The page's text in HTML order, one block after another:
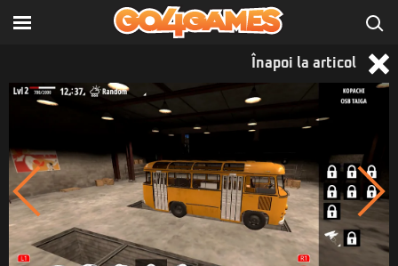
Înapoi la articol